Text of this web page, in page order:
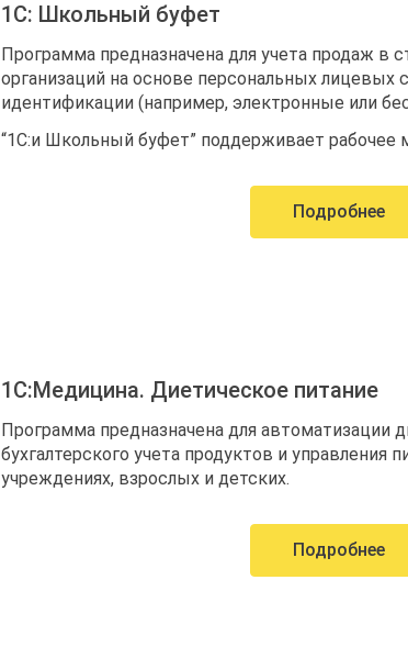
1С: Школьный буфет
Программа предназначена для учета продаж в
организаций на основе персональных лицевых
идентификации (например, электронные или
“1С:и Школьный буфет” поддерживает рабочее
Подробнее
1С:Медицина. Диетическое питание
Программа предназначена для автоматизации
бухгалтерского учета продуктов и
учреждениях, взрослых и детских.
Подробнее